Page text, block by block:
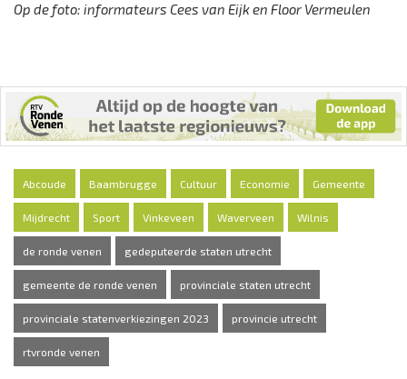
Op de foto: informateurs Cees van Eijk en Floor Vermeulen
Abcoude Baambrugge Cultuur Economie Gemeente
Mijdrecht Sport Vinkeveen Waverveen Wilnis
de ronde venen gedeputeerde staten utrecht
gemeente de ronde venen provinciale staten utrecht
provinciale statenverkiezingen 2023 provincie utrecht
rtvronde venen